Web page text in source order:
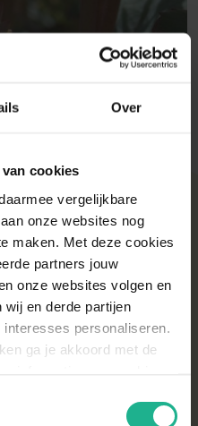
Over
cookies
vergelijkbare
onze websites nog
maken. Met deze cookies
partners jouw
onze websites volgen en
en derde partijen
personaliseren.
ga je akkoord met de
soort vetplant; deze heeft
liever in droge grond.
wat compost geven, bij